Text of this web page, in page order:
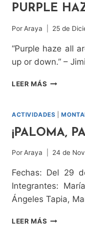
PURPLE
Por Araya 25 de
“Purple haze all
up or down.” –
LEER MÁS PURPLE
EL
ACTIVIDADES |
¡PALOMA,
PorAraya 24 de
Fechas: Del 29
Integrantes:
Ángeles Tapia,
LEER MÁS ¡PALOMA,